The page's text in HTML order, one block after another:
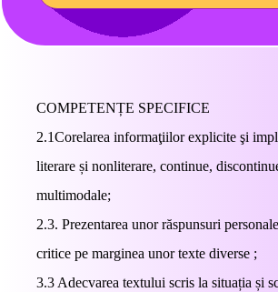
COMPETENȚE SPECIFICE
2.1Corelarea informaţiilor explicite şi
literare și nonliterare, continue,
multimodale;
2.3. Prezentarea unor răspunsuri
critice pe marginea unor texte diverse ;
3.3 Adecvarea textului scris la situația și